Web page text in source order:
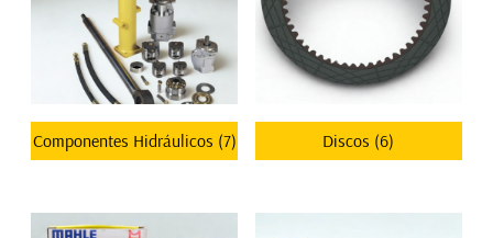
Componentes Hidráulicos (7) Discos (6)